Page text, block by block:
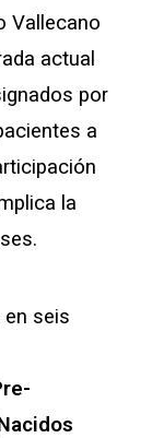
Vallecano
actual
por
a
la
en seis